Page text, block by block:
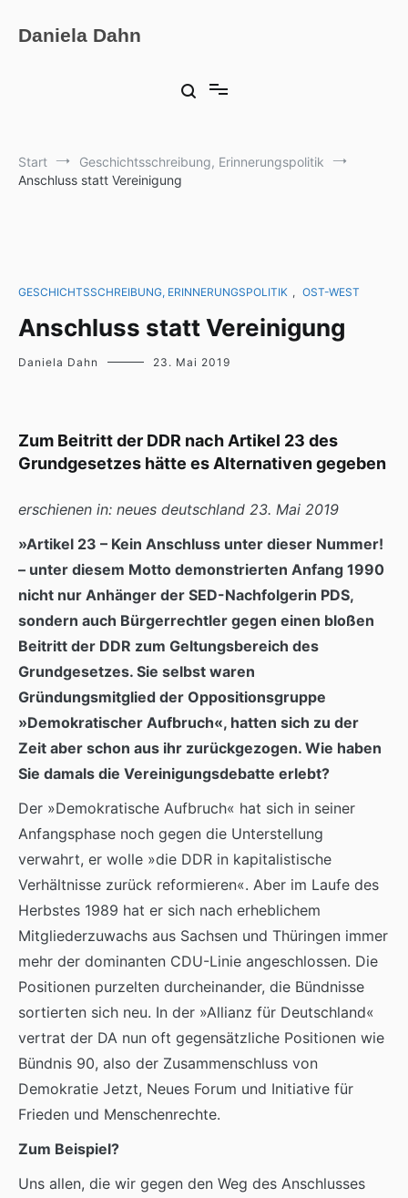
Inhalt
springen
Daniela Dahn
Start
Geschichtsschreibung, Erinnerungspolitik
Anschluss statt Vereinigung
GESCHICHTSSCHREIBUNG, ERINNERUNGSPOLITIK , OST-WEST
Anschluss statt Vereinigung
Daniela Dahn 23. Mai 2019
Zum Beitritt der DDR nach Artikel 23 des
Grundgesetzes hätte es Alternativen gegeben
erschienen in: neues deutschland 23. Mai 2019
»Artikel 23 – Kein Anschluss unter dieser Nummer!
– unter diesem Motto demonstrierten Anfang 1990
nicht nur Anhänger der SED-Nachfolgerin PDS,
sondern auch Bürgerrechtler gegen einen bloßen
Beitritt der DDR zum Geltungsbereich des
Grundgesetzes. Sie selbst waren
Gründungsmitglied der Oppositionsgruppe
»Demokratischer Aufbruch«, hatten sich zu der
Zeit aber schon aus ihr zurückgezogen. Wie haben
Sie damals die Vereinigungsdebatte erlebt?
Der »Demokratische Aufbruch« hat sich in seiner
Anfangsphase noch gegen die Unterstellung
verwahrt, er wolle »die DDR in kapitalistische
Verhältnisse zurück reformieren«. Aber im Laufe des
Herbstes 1989 hat er sich nach erheblichem
Mitgliederzuwachs aus Sachsen und Thüringen immer
mehr der dominanten CDU-Linie angeschlossen. Die
Positionen purzelten durcheinander, die Bündnisse
sortierten sich neu. In der »Allianz für Deutschland«
vertrat der DA nun oft gegensätzliche Positionen wie
Bündnis 90, also der Zusammenschluss von
Demokratie Jetzt, Neues Forum und Initiative für
Frieden und Menschenrechte.
Zum Beispiel?
Uns allen, die wir gegen den Weg des Anschlusses